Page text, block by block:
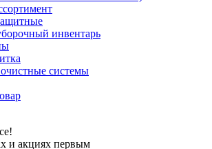
инвентарь
системы
и акциях первым